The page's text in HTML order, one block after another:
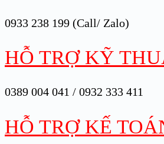
0933 238 199 (Call/ Zalo)
HỖ TRỢ KỸ
0389 004 041 / 0932 333 411
HỖ TRỢ KẾ